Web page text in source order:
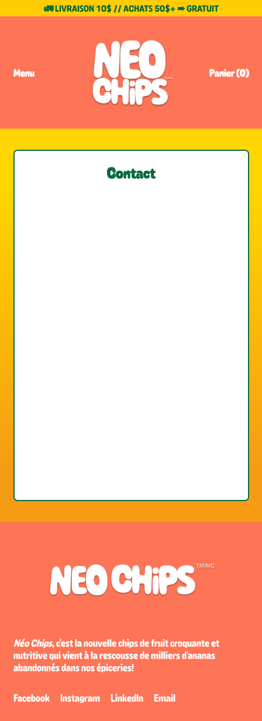
🚛 LIVRAISON 10$ // ACHATS 50$+ ➠ GRATUIT
Menu Panier (0)
Articles
Contact
Néo Chips, c'est la nouvelle chips de fruit croquante et
nutritive qui vient à la rescousse de milliers d'ananas
abandonnés dans nos épiceries!
Facebook Instagram LinkedIn Email